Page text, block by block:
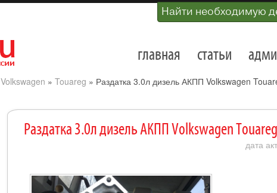
Найти необходимую
главная статьи
Volkswagen » Touareg » Раздатка 3.0л дизель АКПП Volkswagen
Раздатка 3.0л дизель АКПП Volkswagen Touareg
дата